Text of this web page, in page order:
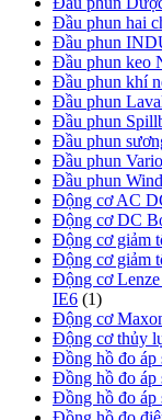
Đầu phun hai
Đầu phun
Đầu phun keo
Đầu phun khí
Đầu phun
Đầu phun
Đầu phun
Đầu phun
Đầu phun
Động cơ AC
Động cơ DC
Động cơ giảm
Động cơ giảm
Động cơ
IE6 (1)
Động cơ
Động cơ thủy
Đồng hồ đo áp
Đồng hồ đo áp
Đồng hồ đo